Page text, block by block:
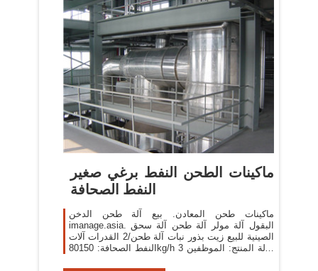
ماكينات الطحن النفط برغي صغير
النفط الصحافة
ماكينات طحن المعادن. بيع آلة طحن الدخن
imanage.asia. البقول آلة مولر آلة طحن آلة سحق
الصينية للبيع زيت بذور نبات آلة طحن/2 القدرات آلات
النفط الصحافة: 80150kg/h 3 حالة المنتج: الموظفين